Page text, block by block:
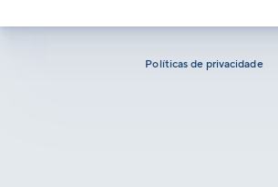
Políticas de privacidade